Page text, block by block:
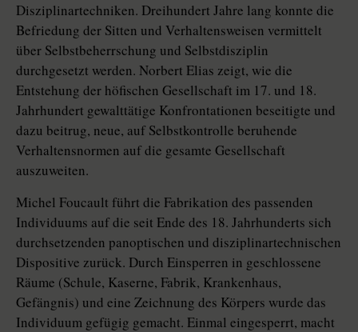
Disziplinartechniken. Dreihundert Jahre lang konnte die
Befriedung der Sitten und Verhaltensweisen vermittelt
über Selbstbeherrschung und Selbstdisziplin
durchgesetzt werden. Norbert Elias zeigt, wie die
Entstehung der höfischen Gesellschaft im 17. und 18.
Jahrhundert gewalttätige Konfrontationen beseitigte und
dazu beitrug, neue, auf Selbstkontrolle beruhende
Verhaltensnormen auf die gesamte Gesellschaft
auszuweiten.
Michel Foucault führt die Fabrikation des passenden
Individuums auf die seit Ende des 18. Jahrhunderts sich
durchsetzenden panoptischen und disziplinartechnischen
Dispositive zurück. Durch Einsperren in geschlossene
Räume (Schule, Kaserne, Fabrik, Krankenhaus,
Gefängnis) und eine Zeichnung des Körpers wurde das
Individuum gefügig gemacht. Einmal eingesperrt, macht